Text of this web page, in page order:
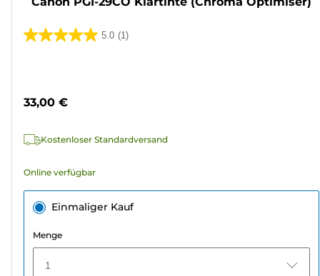
5.0 (1)
5.0
1
33,00 €
Kostenloser Standardversand
Online verfügbar
Einmaliger Kauf
Menge
1